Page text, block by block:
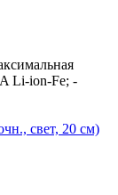
Li-ion-Fe; -
свет, 20 см)